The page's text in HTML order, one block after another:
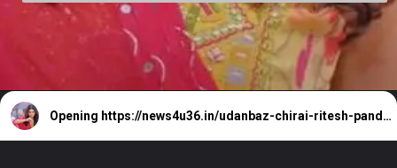
Opening https://news4u36.in/udanbaz-chirai-ritesh-pandey-and-shilpi-rajs-bhakal-bhojpuri-song/